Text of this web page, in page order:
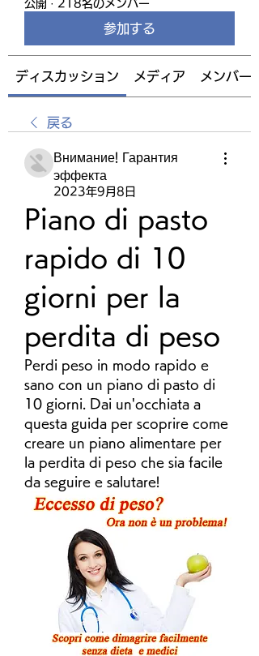
公開 · 218名のメンバー
参加する
ディスカッション メディア メンバー
戻る
Внимание! Гарантия
эффекта
2023年9月8日
Piano di pasto
rapido di 10
giorni per la
perdita di peso
Perdi peso in modo rapido e
sano con un piano di pasto di
10 giorni. Dai un'occhiata a
questa guida per scoprire come
creare un piano alimentare per
la perdita di peso che sia facile
da seguire e salutare!